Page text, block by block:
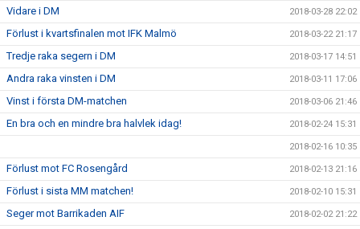
Vidare i DM 2018-03-28 22:02
Förlust i kvartsfinalen mot IFK Malmö 2018-03-22 21:17
Tredje raka segern i DM 2018-03-17 14:51
Andra raka vinsten i DM 2018-03-11 17:06
Vinst i första DM-matchen 2018-03-06 21:46
En bra och en mindre bra halvlek idag! 2018-02-24 15:31
2018-02-16 10:35
Förlust mot FC Rosengård 2018-02-13 21:16
Förlust i sista MM matchen! 2018-02-10 15:31
Seger mot Barrikaden AIF 2018-02-02 21:22